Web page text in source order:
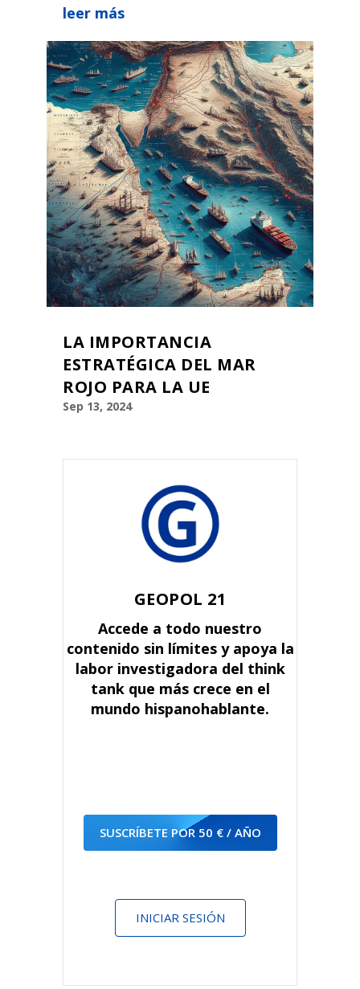
leer más
LA IMPORTANCIA
ESTRATÉGICA DEL MAR
ROJO PARA LA UE
Sep 13, 2024
GEOPOL 21
Accede a todo nuestro
contenido sin límites y apoya la
labor investigadora del think
tank que más crece en el
mundo hispanohablante.
SUSCRÍBETE POR 50 € / AÑO
INICIAR SESIÓN